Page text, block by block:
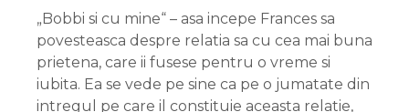
„Bobbi si cu mine“ – asa incepe Frances sa
povesteasca despre relatia sa cu cea mai buna
prietena, care ii fusese pentru o vreme si
iubita. Ea se vede pe sine ca pe o jumatate din
intregul pe care il constituie aceasta relatie,